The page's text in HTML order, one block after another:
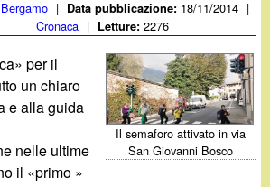
r
i
c
e
r
| Data pubblicazione: 18/11/2014 |
Cronaca | Letture:2276
Il semaforo attivato in via
San Giovanni Bosco
per il
un chiaro
e alla guida
nelle ultime
il «primo »